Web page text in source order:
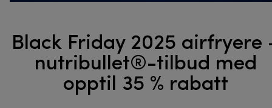
Black Friday 2025 airfryere
nutribullet®-tilbud med
opptil 35 % rabatt